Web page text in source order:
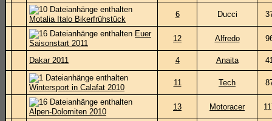
Motalia Italo Bikerfrühstück
6 Ducci
Euer
Saisonstart 2011
12 Alfredo
Dakar 2011 4 Anaita
Wintersport in Calafat 2010
11 Tech
Alpen-Dolomiten 2010
13 Motoracer